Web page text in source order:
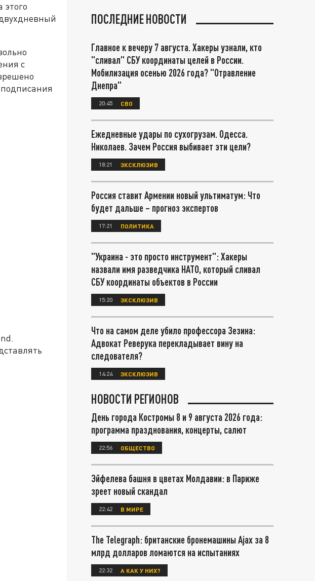
этого
с
ПОСЛЕДНИЕ НОВОСТИ
Главное к вечеру 7 августа. Хакеры узнали, кто
"сливал" СБУ координаты целей в России.
Мобилизация осенью 2026 года? "Отравление
Днепра"
20:45 СВО
Ежедневные удары по сухогрузам. Одесса.
Николаев. Зачем Россия выбивает эти цели?
18:21 ЭКСКЛЮЗИВ
Россия ставит Армении новый ультиматум: Что
будет дальше – прогноз экспертов
17:21 ПОЛИТИКА
"Украина - это просто инструмент": Хакеры
назвали имя разведчика НАТО, который сливал
СБУ координаты объектов в России
15:20 ЭКСКЛЮЗИВ
Что на самом деле убило профессора Зезина:
Адвокат Реверука перекладывает вину на
следователя?
14:24 ЭКСКЛЮЗИВ
НОВОСТИ РЕГИОНОВ
День города Костромы 8 и 9 августа 2026 года:
программа празднования, концерты, салют
22:56 ОБЩЕСТВО
Эйфелева башня в цветах Молдавии: в Париже
зреет новый скандал
22:42 В МИРЕ
The Telegraph: британские бронемашины Ajax за 8
млрд долларов ломаются на испытаниях
22:32 А КАК У НИХ?